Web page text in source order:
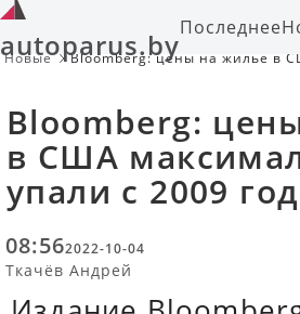
autoparus.byПоследнее
Новые
Bloomberg: цены на жилье в
Bloomberg:
в США
упали с 2009
08:562022-10-04
Ткачёв Андрей